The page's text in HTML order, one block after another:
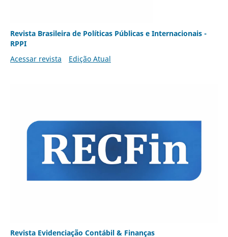
Revista Brasileira de Políticas Públicas e Internacionais -
RPPI
Acessar revista
Edição Atual
Revista Evidenciação Contábil & Finanças